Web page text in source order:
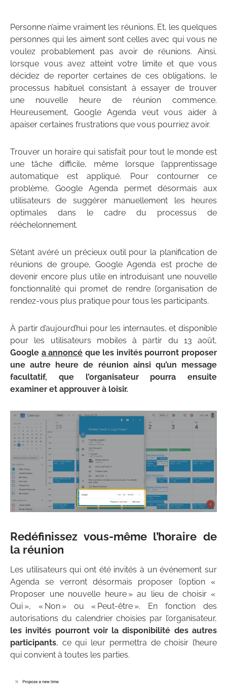
Personne n’aime vraiment les réunions. Et, les quelques
personnes qui les aiment sont celles avec qui vous ne
voulez probablement pas avoir de réunions. Ainsi,
lorsque vous avez atteint votre limite et que vous
décidez de reporter certaines de ces obligations, le
processus habituel consistant à essayer de trouver
une nouvelle heure de réunion commence.
Heureusement, Google Agenda veut vous aider à
apaiser certaines frustrations que vous pourriez avoir.
Trouver un horaire qui satisfait pour tout le monde est
une tâche difficile, même lorsque l’apprentissage
automatique est appliqué. Pour contourner ce
problème, Google Agenda permet désormais aux
utilisateurs de suggérer manuellement les heures
optimales dans le cadre du processus de
rééchelonnement.
S’étant avéré un précieux outil pour la planification de
réunions de groupe, Google Agenda est proche de
devenir encore plus utile en introduisant une nouvelle
fonctionnalité qui promet de rendre l’organisation de
rendez-vous plus pratique pour tous les participants.
À partir d’aujourd’hui pour les internautes, et disponible
pour les utilisateurs mobiles à partir du 13 août,
Google a annoncé que les invités pourront proposer
une autre heure de réunion ainsi qu’un message
facultatif, que l’organisateur pourra ensuite
examiner et approuver à loisir.
Redéfinissez vous-même l’horaire de
la réunion
Les utilisateurs qui ont été invités à un événement sur
Agenda se verront désormais proposer l’option «
Proposer une nouvelle heure » au lieu de choisir «
Oui », « Non » ou « Peut-être ». En fonction des
autorisations du calendrier choisies par l’organisateur,
les invités pourront voir la disponibilité des autres
participants, ce qui leur permettra de choisir l’heure
qui convient à toutes les parties.